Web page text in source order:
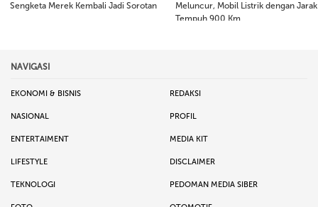
Sengketa Merek Kembali Jadi Sorotan
Meluncur, Mobil Listrik dengan Jarak
Tempuh 900 Km
NAVIGASI
EKONOMI & BISNIS REDAKSI
NASIONAL PROFIL
ENTERTAIMENT MEDIA KIT
LIFESTYLE DISCLAIMER
TEKNOLOGI PEDOMAN MEDIA SIBER